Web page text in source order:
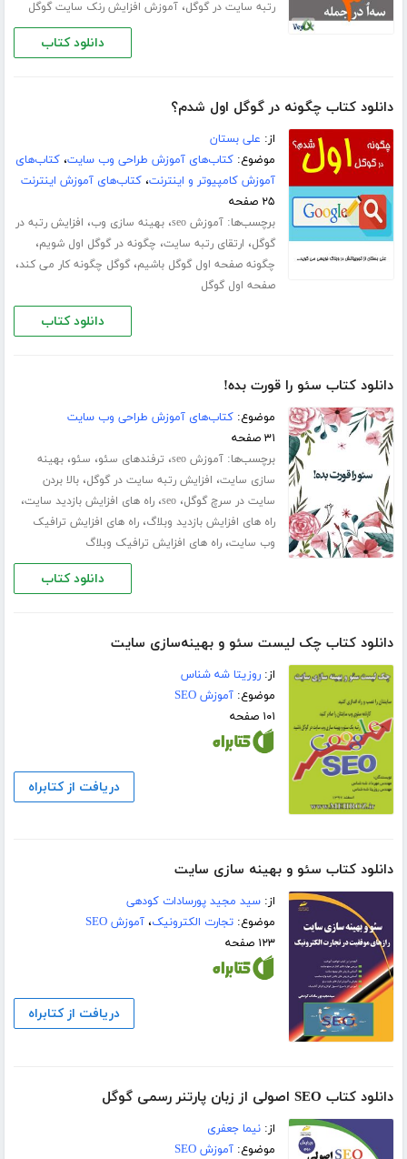
رتبه سایت در گوگل،آموزش افزایش رنک سایت گوگل
دانلود کتاب
دانلود کتاب چگونه در گوگل اول شدم؟
از: علی بستان
موضوع:کتاب‌های آموزش طراحی وب سایت،کتاب‌های
آموزش کامپیوتر و اینترنت،کتاب‌های آموزش اینترنت
۲۵ صفحه
برچسب‌ها:آموزش seo ،بهینه سازی وب، افزایش رتبه در
گوگل، ارتقای رتبه سایت، چگونه در گوگل اول شویم،
چگونه صفحه اول گوگل باشیم،گوگل چگونه کار می کند،
صفحه اول گوگل
دانلود کتاب
دانلود کتاب سئو را قورت بده!
موضوع:کتاب‌های آموزش طراحی وب سایت
۳۱ صفحه
برچسب‌ها:آموزش seo ، ترفندهای سئو، سئو،بهینه
سازی سایت، افزایش رتبه سایت در گوگل،بالا بردن
سایت در سرچ گوگل،seo،راه های افزایش بازدید سایت،
راه های افزایش بازدید وبلاگ،راه های افزایش ترافیک
وب سایت،راه های افزایش ترافیک وبلاگ
دانلود کتاب
دانلود کتاب چک لیست سئو و بهینه‌سازی سایت
از:روزیتا شه شناس
موضوع:آموزش SEO
۱۰۱ صفحه
دریافت از کتابراه
دانلود کتاب سئو و بهینه سازی سایت
از:سید مجید پورسادات کودهی
موضوع:تجارت الکترونیک،آموزش SEO
۱۲۳ صفحه
دریافت از کتابراه
دانلود کتاب SEO اصولی از زبان پارتنر رسمی گوگل
از:نیما جعفری
موضوع:آموزش SEO